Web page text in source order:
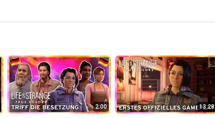
2:00 13:28